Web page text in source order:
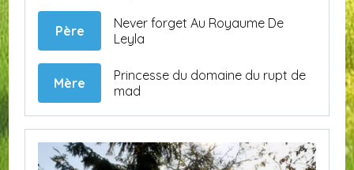
Père
Never forget Au Royaume De
Leyla
Mère
Princesse du domaine du rupt de
mad